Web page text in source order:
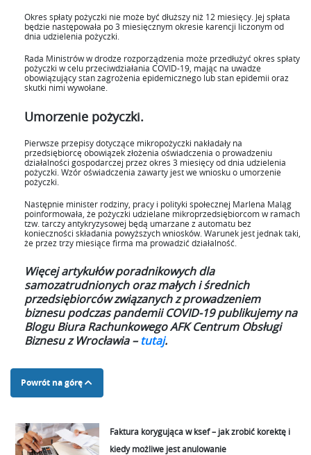
Okres spłaty pożyczki nie może być dłuższy niż 12 miesięcy. Jej spłata
będzie następowała po 3 miesięcznym okresie karencji liczonym od
dnia udzielenia pożyczki.
Rada Ministrów w drodze rozporządzenia może przedłużyć okres spłaty
pożyczki w celu przeciwdziałania COVID-19, mając na uwadze
obowiązujący stan zagrożenia epidemicznego lub stan epidemii oraz
skutki nimi wywołane.
Umorzenie pożyczki.
Pierwsze przepisy dotyczące mikropożyczki nakładały na
przedsiębiorcę obowiązek złożenia oświadczenia o prowadzeniu
działalności gospodarczej przez okres 3 miesięcy od dnia udzielenia
pożyczki. Wzór oświadczenia zawarty jest we wniosku o umorzenie
pożyczki.
Następnie minister rodziny, pracy i polityki społecznej Marlena Maląg
poinformowała, że pożyczki udzielane mikroprzedsiębiorcom w ramach
tzw. tarczy antykryzysowej będą umarzane z automatu bez
konieczności składania powyższych wniosków. Warunek jest jednak taki,
że przez trzy miesiące firma ma prowadzić działalność.
Więcej artykułów poradnikowych dla
samozatrudnionych oraz małych i średnich
przedsiębiorców związanych z prowadzeniem
biznesu podczas pandemii COVID-19 publikujemy na
Blogu Biura Rachunkowego AFK Centrum Obsługi
Biznesu z Wrocławia –tutaj.
Powrót na górę
Faktura korygująca w ksef – jak zrobić korektę i
kiedy możliwe jest anulowanie